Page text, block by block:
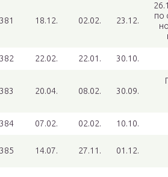
381 18.12. 02.02. 23.12.
по
382 22.02. 22.01. 30.10.
383 20.04. 08.02. 30.09.
384 07.02. 02.02. 10.10.
385 14.07. 27.11. 01.12.